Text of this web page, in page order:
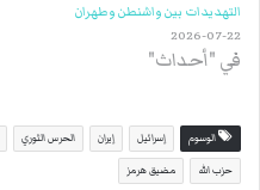
التهديدات بين واشنطن وطهران
2026-07-22
في "أحداث"
الوسوم إسرائيل إيران الحرس الثوري
حزب الله مضيق هرمز